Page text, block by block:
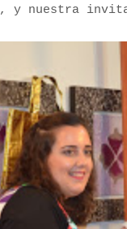
, y nuestra